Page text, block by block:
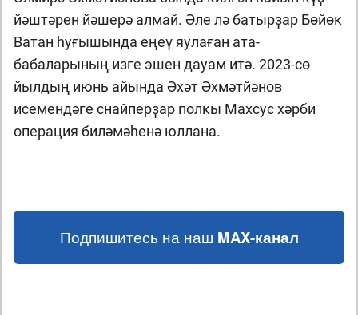
йәштәрен йәшерә алмай. Әле лә батырҙар Бөйөк
Ватан һуғышында еңеү яулаған ата-
бабаларының изге эшен дауам итә. 2023-сө
йылдың июнь айында Әхәт Әхмәтйәнов
исемендәге снайперҙар полкы Махсус хәрби
операция биләмәһенә юллана.
Подпишитесь на наш MAX-канал